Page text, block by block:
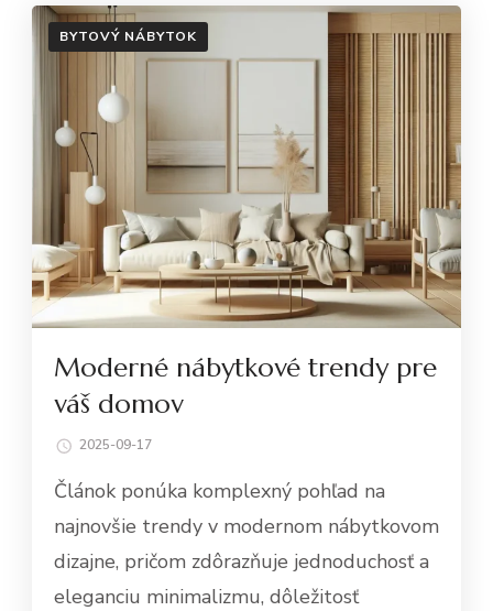
BYTOVÝ NÁBYTOK
Moderné nábytkové trendy pre
váš domov
2025-09-17
Článok ponúka komplexný pohľad na
najnovšie trendy v modernom nábytkovom
dizajne, pričom zdôrazňuje jednoduchosť a
eleganciu minimalizmu, dôležitosť